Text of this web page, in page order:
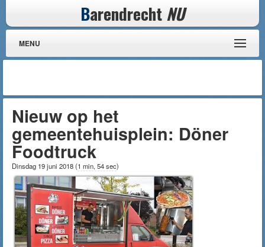
Barendrecht NU
MENU
Nieuw op het
gemeentehuisplein: Döner
Foodtruck
Dinsdag 19 juni 2018(1 min, 54 sec)